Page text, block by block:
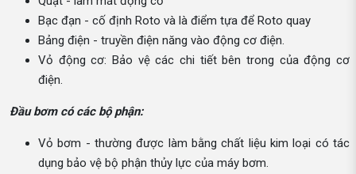
Bạc đạn - cố định Roto và là điểm tựa để Roto quay
Bảng điện - truyền điện năng vào động cơ điện.
Vỏ động cơ: Bảo vệ các chi tiết bên trong của động cơ
điện.
Đầu bơm có các bộ phận:
Vỏ bơm - thường được làm bằng chất liệu kim loại có tác
dụng bảo vệ bộ phận thủy lực của máy bơm.